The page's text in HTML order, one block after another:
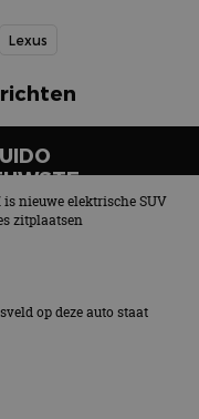
Lexus
TOYOTA EN
nieuwe elektrische SUV
zitplaatsen
op deze auto staat